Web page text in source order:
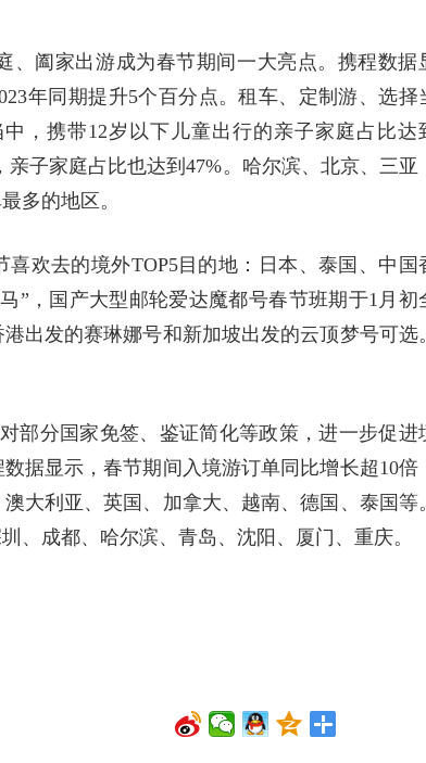
阖家出游成为春节期间一大亮点。携程数据
年同期提升5个百分点。租车、定制游、选择
，携带12岁以下儿童出行的亲子家庭占比达
子家庭占比也达到47%。哈尔滨、北京、三亚
多的地区。
欢去的境外TOP5目的地：日本、泰国、中国
”，国产大型邮轮爱达魔都号春节班期于1月初
出发的赛琳娜号和新加坡出发的云顶梦号可选。
部分国家免签、鉴证简化等政策，进一步促进
据显示，春节期间入境游订单同比增长超10倍
大利亚、英国、加拿大、越南、德国、泰国等。
、成都、哈尔滨、青岛、沈阳、厦门、重庆。